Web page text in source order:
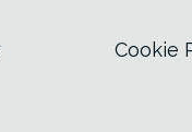
Cookie